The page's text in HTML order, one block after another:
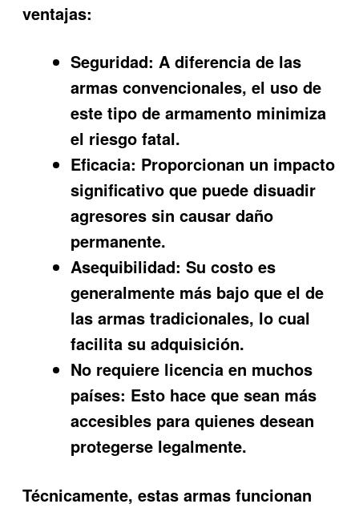
ventajas:
Seguridad: A diferencia de las
armas convencionales, el uso de
este tipo de armamento minimiza
el riesgo fatal.
Eficacia: Proporcionan un impacto
significativo que puede disuadir
agresores sin causar daño
permanente.
Asequibilidad: Su costo es
generalmente más bajo que el de
las armas tradicionales, lo cual
facilita su adquisición.
No requiere licencia en muchos
países: Esto hace que sean más
accesibles para quienes desean
protegerse legalmente.
Técnicamente, estas armas funcionan